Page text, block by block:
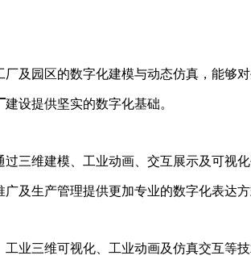
及园区的数字化建模与动态仿真，能够
建设提供坚实的数字化基础。
三维建模、工业动画、交互展示及可视
及生产管理提供更加专业的数字化表达方
业三维可视化、工业动画及仿真交互等技